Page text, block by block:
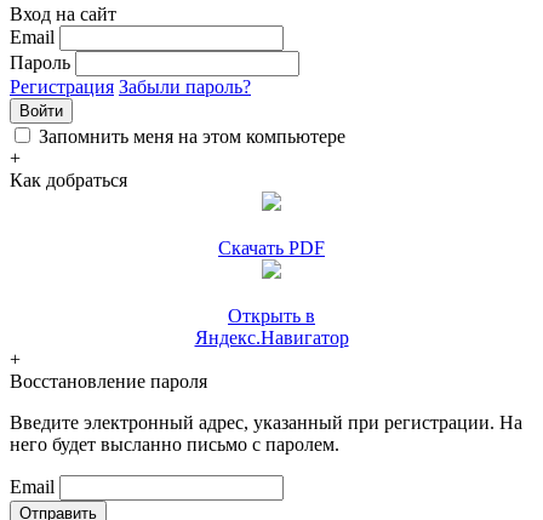
Вход на сайт
Email
Пароль
Регистрация Забыли пароль?
Войти
Запомнить меня на этом компьютере
+
Как добраться
Скачать PDF
Открыть в
Яндекс.Навигатор
+
Восстановление пароля
Введите электронный адрес, указанный при регистрации. На
него будет высланно письмо с паролем.
Email